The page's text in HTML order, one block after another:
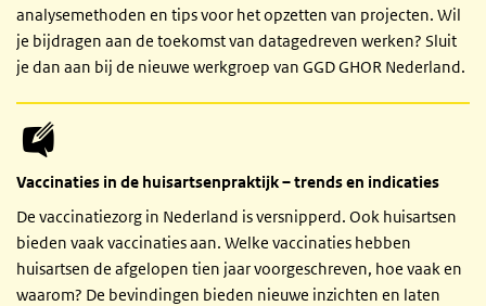
analysemethoden en tips voor het opzetten van projecten. Wil
je bijdragen aan de toekomst van datagedreven werken? Sluit
je dan aan bij de nieuwe werkgroep van GGD GHOR Nederland.
Vaccinaties in de huisartsenpraktijk – trends en indicaties
De vaccinatiezorg in Nederland is versnipperd. Ook huisartsen
bieden vaak vaccinaties aan. Welke vaccinaties hebben
huisartsen de afgelopen tien jaar voorgeschreven, hoe vaak en
waarom? De bevindingen bieden nieuwe inzichten en laten